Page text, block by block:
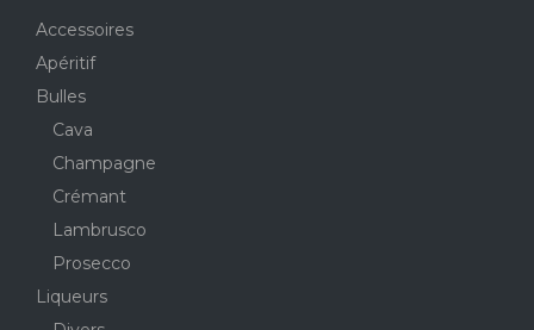
Accessoires
Apéritif
Bulles
Cava
Champagne
Crémant
Lambrusco
Prosecco
Liqueurs